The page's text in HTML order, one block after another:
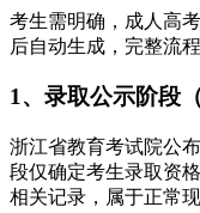
考生需明确，成人高
后自动生成，完整流
1、录取公示阶段
浙江省教育考试院公
段仅确定考生录取资格
相关记录，属于正常现